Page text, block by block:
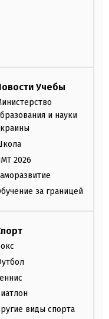
Учебы
и науки
2026
за границей
виды спорта